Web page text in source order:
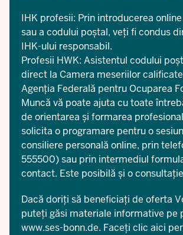
IHK profesii: Prin introducerea
sau a codului poștal, veți fi condus
IHK-ului responsabil.
Profesii HWK: Asistentul codului
direct la Camera meseriilor
Agenția Federală pentru Ocuparea
Muncă vă poate ajuta cu toate
de orientarea și formarea
solicita o programare pentru o
consiliere personală online, prin
555500) sau prin intermediul
contact. Este posibilă și o
Dacă doriți să beneficiați de oferta
puteți găsi materiale informative pe
www.ses-bonn.de. Faceți clic aici